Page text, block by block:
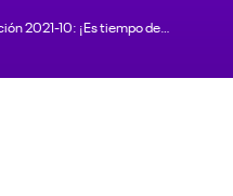
2021-10: ¡Es tiempo de…